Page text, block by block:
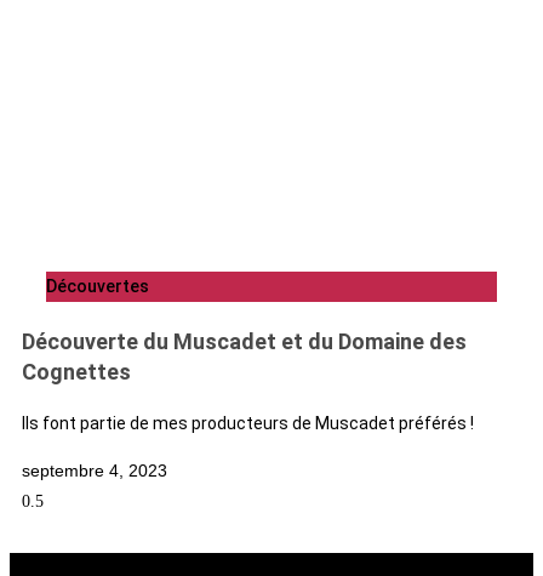
Découvertes
Découverte du Muscadet et du Domaine des
Cognettes
Ils font partie de mes producteurs de Muscadet préférés !
septembre 4, 2023